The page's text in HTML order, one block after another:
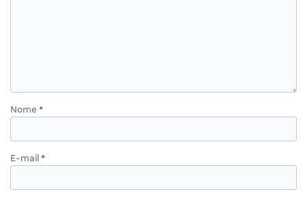
Nome *
E-mail *